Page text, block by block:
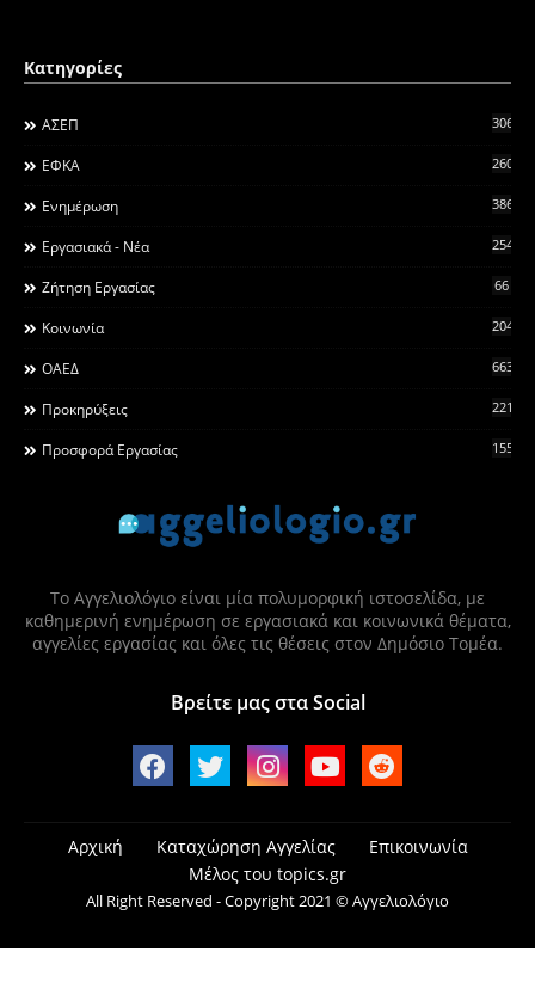
Κατηγορίες
ΑΣΕΠ 306
ΕΦΚΑ 260
Ενημέρωση 3868
Εργασιακά - Νέα 2546
Ζήτηση Εργασίας 66
Κοινωνία 2044
ΟΑΕΔ 663
Προκηρύξεις 2215
Προσφορά Εργασίας 155
Το Αγγελιολόγιο είναι μία πολυμορφική ιστοσελίδα, με
καθημερινή ενημέρωση σε εργασιακά και κοινωνικά θέματα,
αγγελίες εργασίας και όλες τις θέσεις στον Δημόσιο Τομέα.
Βρείτε μας στα Social
Αρχική Καταχώρηση Αγγελίας
Επικοινωνία
Μέλος του topics.gr
All Right Reserved - Copyright 2021 © Αγγελιολόγιο